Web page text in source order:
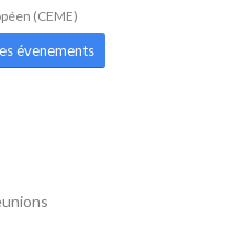
(CEME)
évenements